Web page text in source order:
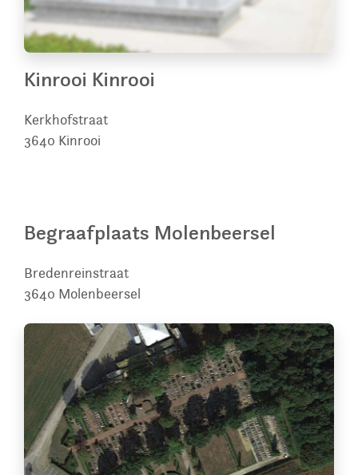
Kinrooi Kinrooi
Kerkhofstraat
3640 Kinrooi
Begraafplaats Molenbeersel
Bredenreinstraat
3640 Molenbeersel